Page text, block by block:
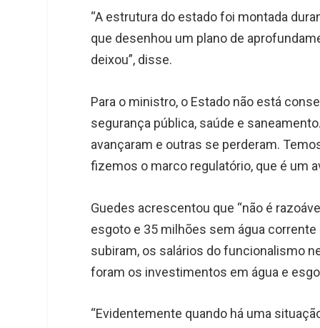
“A estrutura do estado foi montada
que desenhou um plano de
deixou”, disse.
Para o ministro, o Estado não está
segurança pública, saúde e
avançaram e outras se perderam.
fizemos o marco regulatório, que é um
Guedes acrescentou que “não é
esgoto e 35 milhões sem água
subiram, os salários do funcionalismo
foram os investimentos em água e
“Evidentemente quando há uma